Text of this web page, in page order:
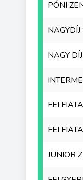
PÓNI
NAGY
FEI
FEI
JUNIOR